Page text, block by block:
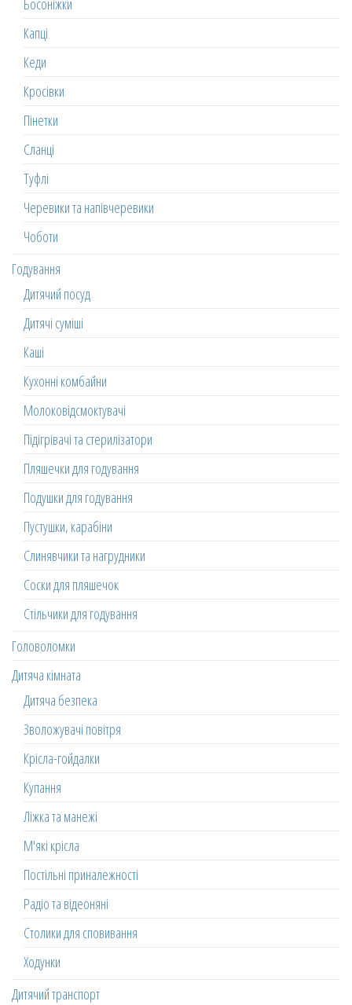
Босоніжки
Капці
Кеди
Кросівки
Пінетки
Сланці
Туфлі
Черевики та напівчеревики
Чоботи
Годування
Дитячий посуд
Дитячі суміші
Каші
Кухонні комбайни
Молоковідсмоктувачі
Підігрівачі та стерилізатори
Пляшечки для годування
Подушки для годування
Пустушки, карабіни
Слинявчики та нагрудники
Соски для пляшечок
Стільчики для годування
Головоломки
Дитяча кімната
Дитяча безпека
Зволожувачі повітря
Крісла-гойдалки
Купання
Ліжка та манежі
М'які крісла
Постільні приналежності
Радіо та відеоняні
Столики для сповивання
Ходунки
Дитячий транспорт